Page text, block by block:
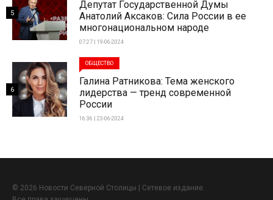
Депутат Государственной Думы
Анатолий Аксаков: Сила России в ее
многонациональном народе
07:27 | 19-06-2024
5
ОБЩЕСТВО
Галина Ратникова: Тема женского
лидерства — тренд современной
России
16:36 | 23-06-2024
6
© 2026 Новости Северной Столицы | Сетевое издание.